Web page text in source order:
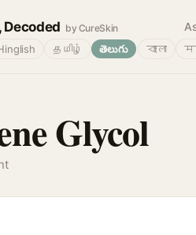
Decoded by CureSkin
தமிழ் తెలుగు বাংলা
Glycol